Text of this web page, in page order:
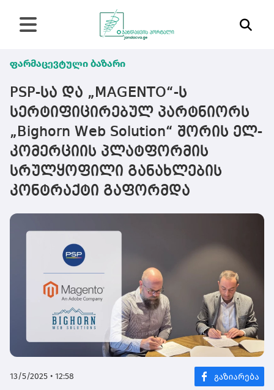
ფარმაცევტული ბაზარი
PSP-სა და „MAGENTO“-ს
სერტიფიცირებულ პარტნიორს
„Bighorn Web Solution“ შორის ელ-
კომერციის პლატფორმის
სრულყოფილი განახლების
კონტრაქტი გაფორმდა
13/5/2025 • 12:58